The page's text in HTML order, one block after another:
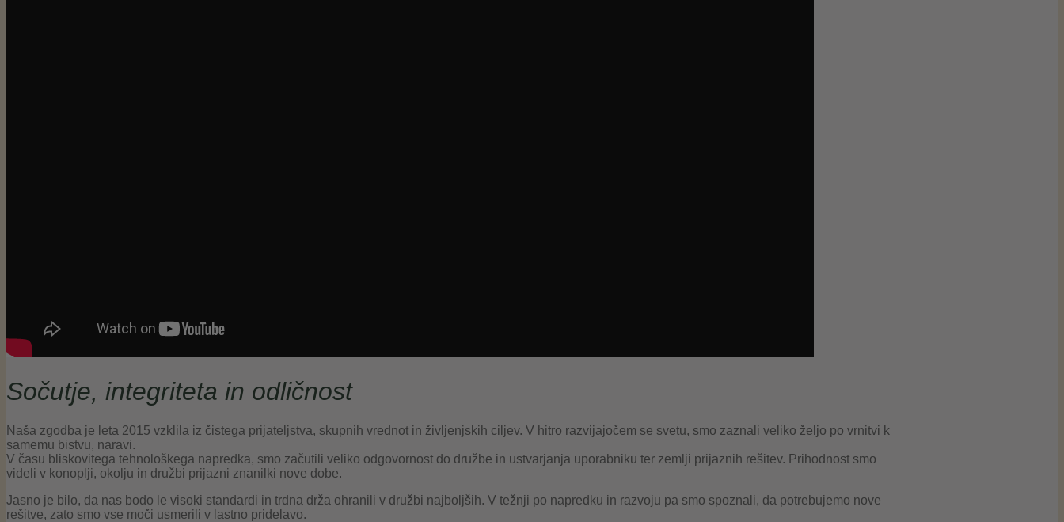
Sočutje, integriteta in odličnost
Naša zgodba je leta 2015 vzklila iz čistega prijateljstva, skupnih vrednot in življenjskih ciljev. V hitro razvijajočem se svetu, smo zaznali veliko željo po vrnitvi k
samemu bistvu, naravi.
V času bliskovitega tehnološkega napredka, smo začutili veliko odgovornost do družbe in ustvarjanja uporabniku ter zemlji prijaznih rešitev. Prihodnost smo
videli v konoplji, okolju in družbi prijazni znanilki nove dobe.
Jasno je bilo, da nas bodo le visoki standardi in trdna drža ohranili v družbi najboljših. V težnji po napredku in razvoju pa smo spoznali, da potrebujemo nove
rešitve, zato smo vse moči usmerili v lastno pridelavo.